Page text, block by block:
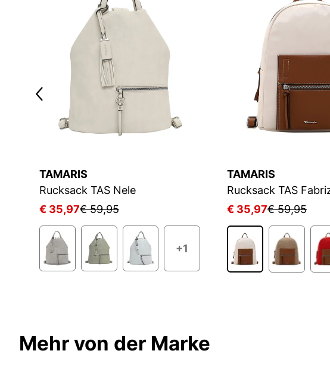
TAMARIS
Rucksack TAS Nele
€ 35,97€ 59,95
+1
TAMARIS
Rucksack TAS
€ 35,97€ 59,95
Mehr von der Marke